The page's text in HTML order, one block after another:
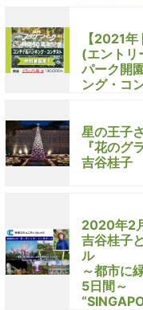
【2021
(エントリ
パーク開
ング・コ
星の王子
『花のグ
吉谷桂子
2020年2
吉谷桂子
ル
～都市に
5日間～